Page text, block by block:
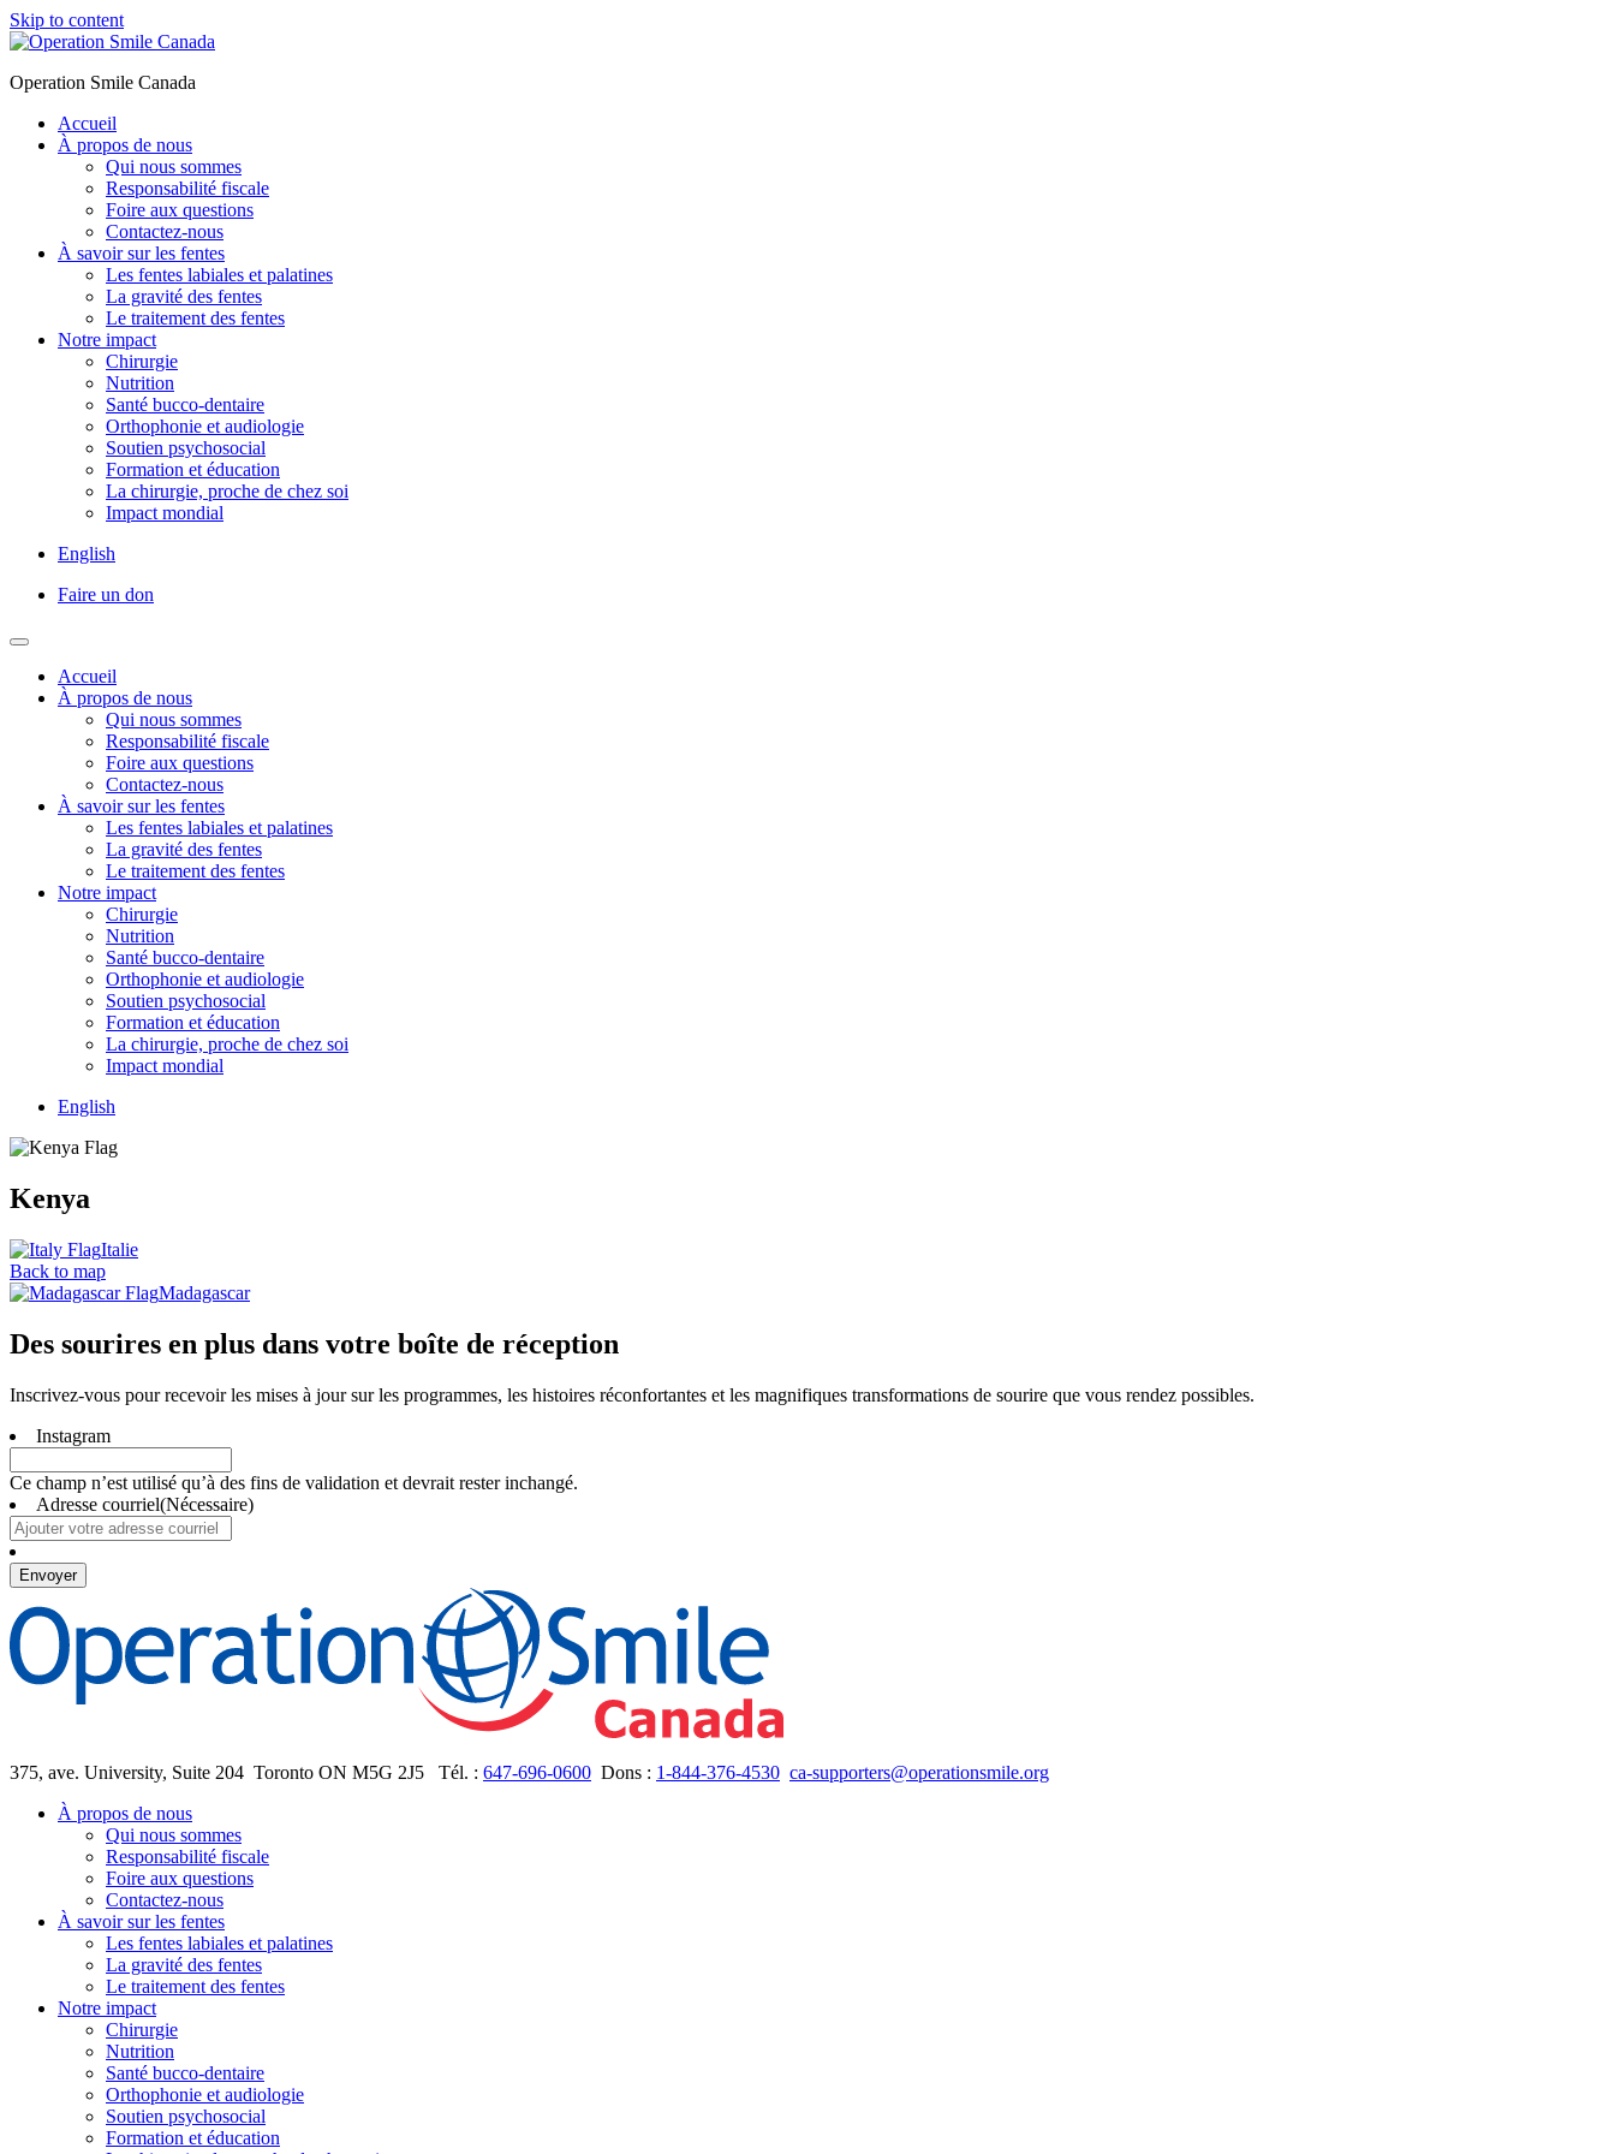
Skip to content
Operation Smile Canada
Accueil
À propos de nous
Qui nous sommes
Responsabilité fiscale
Foire aux questions
Contactez-nous
À savoir sur les fentes
Les fentes labiales et palatines
La gravité des fentes
Le traitement des fentes
Notre impact
Chirurgie
Nutrition
Santé bucco-dentaire
Orthophonie et audiologie
Soutien psychosocial
Formation et éducation
La chirurgie, proche de chez soi
Impact mondial
English
Faire un don
Accueil
À propos de nous
Qui nous sommes
Responsabilité fiscale
Foire aux questions
Contactez-nous
À savoir sur les fentes
Les fentes labiales et palatines
La gravité des fentes
Le traitement des fentes
Notre impact
Chirurgie
Nutrition
Santé bucco-dentaire
Orthophonie et audiologie
Soutien psychosocial
Formation et éducation
La chirurgie, proche de chez soi
Impact mondial
English
Kenya
Italie
Back to map
Madagascar
Des sourires en plus dans votre boîte de réception
Inscrivez-vous pour recevoir les mises à jour sur les programmes, les histoires réconfortantes et les magnifiques transformations de sourire que vous rendez possibles.
Instagram
Ce champ n’est utilisé qu’à des fins de validation et devrait rester inchangé.
Adresse courriel(Nécessaire)
375, ave. University, Suite 204 Toronto ON M5G 2J5 Tél. : 647-696-0600 Dons : 1-844-376-4530 ca-supporters@operationsmile.org
À propos de nous
Qui nous sommes
Responsabilité fiscale
Foire aux questions
Contactez-nous
À savoir sur les fentes
Les fentes labiales et palatines
La gravité des fentes
Le traitement des fentes
Notre impact
Chirurgie
Nutrition
Santé bucco-dentaire
Orthophonie et audiologie
Soutien psychosocial
Formation et éducation